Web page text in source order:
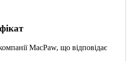
MacPaw, що відповідає